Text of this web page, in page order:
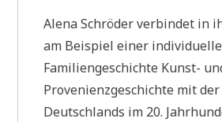
Alena Schröder verbindet in
am Beispiel einer
Familiengeschichte Kunst-
Provenienzgeschichte mit der
Deutschlands im 20.